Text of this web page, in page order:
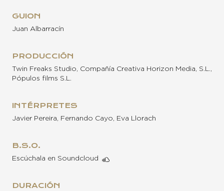
GUION
Juan Albarracín
PRODUCCIÓN
Twin Freaks Studio, Compañía Creativa Horizon Media, S.L.,
Pópulos films S.L.
INTÉRPRETES
Javier Pereira, Fernando Cayo, Eva Llorach
B.S.O.
Escúchala en Soundcloud
DURACIÓN